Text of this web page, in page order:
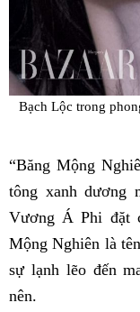
Bạch Lộc trong
“Băng Mộng
tông xanh dương
Vương Á Phi đặt
Mộng Nghiên là
sự lạnh lẽo đến
nên.